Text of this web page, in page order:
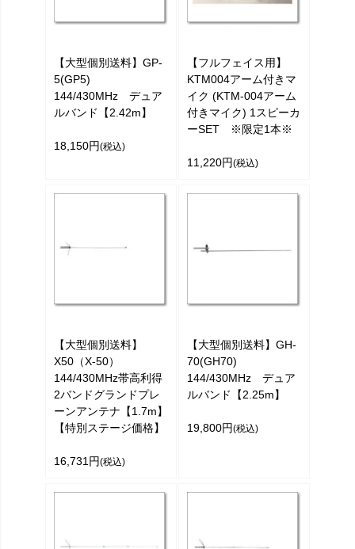
【大型個別送料】GP-
5(GP5)
144/430MHz デュア
ルバンド【2.42m】
18,150円(税込)
【フルフェイス用】
KTM004アーム付きマ
イク (KTM-004アーム
付きマイク) 1スピーカ
ーSET ※限定1本※
11,220円(税込)
【大型個別送料】
X50（X-50）
144/430MHz帯高利得
2バンドグランドプレ
ーンアンテナ【1.7m】
【特別ステージ価格】
16,731円(税込)
【大型個別送料】GH-
70(GH70)
144/430MHz デュア
ルバンド【2.25m】
19,800円(税込)